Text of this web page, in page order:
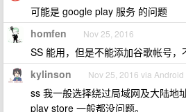
可能是 google play 服务 的问题
homfen Nov 25, 2016
SS 能用，但是不能添加谷歌帐号，
kylinson Nov 25, 2016 via Android
ss 我一般选择绕过局域网及大陆地
play store 一般都没问题。